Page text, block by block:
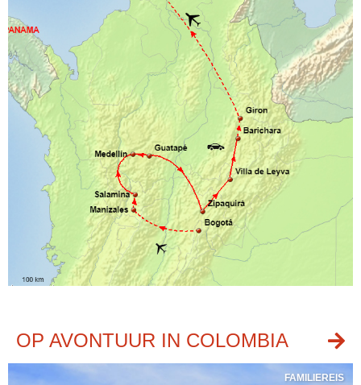
OP AVONTUUR IN COLOMBIA
FAMILIEREIS